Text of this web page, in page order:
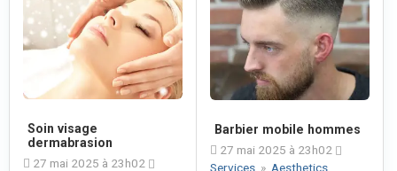
Soin visage
dermabrasion
27 mai 2025 à 23h02
Barbier mobile hommes
27 mai 2025 à 23h02
Services » Aesthetics,